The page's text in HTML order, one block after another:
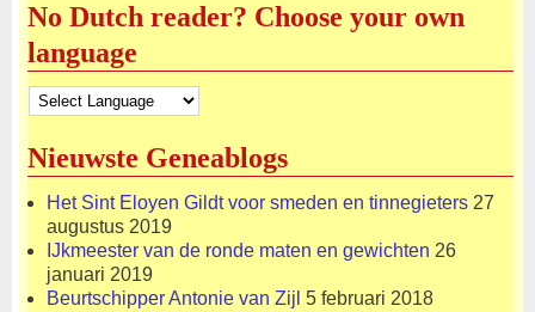
No Dutch reader? Choose your own
language
Nieuwste Geneablogs
Het Sint Eloyen Gildt voor smeden en tinnegieters 27
augustus 2019
IJkmeester van de ronde maten en gewichten 26
januari 2019
Beurtschipper Antonie van Zijl 5 februari 2018